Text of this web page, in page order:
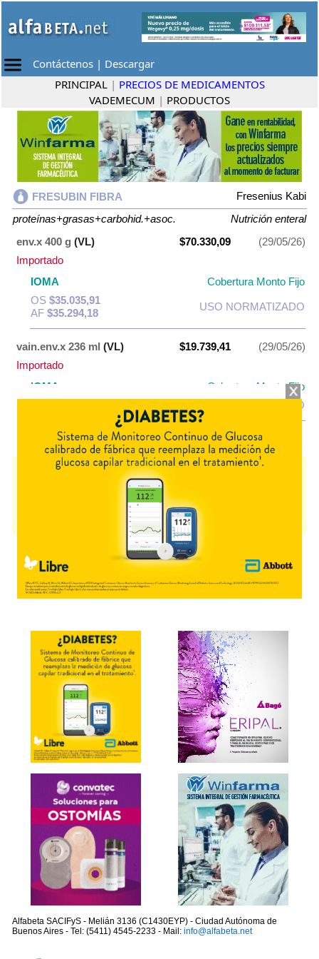
Contáctenos | Descargar
PRINCIPAL | PRECIOS DE MEDICAMENTOS
VADEMECUM | PRODUCTOS
FRESUBIN FIBRA
Fresenius Kabi
proteínas+grasas+carbohid.+asoc.
Nutrición enteral
env.x 400 g (VL) $70.330,09
(29/05/26)
Importado
IOMA
Cobertura Monto Fijo
OS $35.035,91
AF $35.294,18
USO NORMATIZADO
vain.env.x 236 ml (VL) $19.739,41
(29/05/26)
Importado
IOMA
Cobertura Monto Fijo
USO NORMATIZADO
FRESUBIN FIBRA contieneproteínas+grasas+carbohid.+asoc.
Nutrición enteral. Es producido por
cuenta con 2 presentaciones disponibles.
Explorar más
Otros productos con
proteínas+grasas+carbohid.+asoc.
Otros productos deFresenius Kabi
Alfabeta SACIFyS - Melián 3136 (C1430EYP) - Ciudad Autónoma de
Buenos Aires - Tel: (5411) 4545-2233 - Mail: info@alfabeta.net